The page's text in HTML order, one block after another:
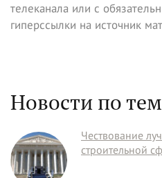
телеканала или с
гиперссылки на источник
Новости по
Чествование
строительной